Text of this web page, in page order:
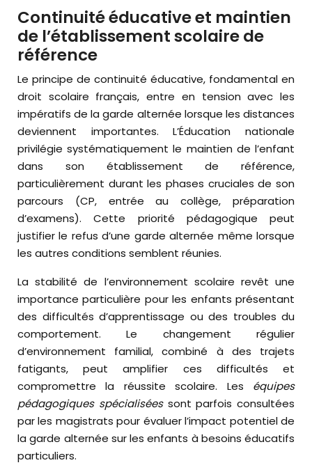
Continuité éducative et maintien
de l’établissement scolaire de
référence
Le principe de continuité éducative, fondamental en
droit scolaire français, entre en tension avec les
impératifs de la garde alternée lorsque les distances
deviennent importantes. L’Éducation nationale
privilégie systématiquement le maintien de l’enfant
dans son établissement de référence,
particulièrement durant les phases cruciales de son
parcours (CP, entrée au collège, préparation
d’examens). Cette priorité pédagogique peut
justifier le refus d’une garde alternée même lorsque
les autres conditions semblent réunies.
La stabilité de l’environnement scolaire revêt une
importance particulière pour les enfants présentant
des difficultés d’apprentissage ou des troubles du
comportement. Le changement régulier
d’environnement familial, combiné à des trajets
fatigants, peut amplifier ces difficultés et
compromettre la réussite scolaire. Les équipes
pédagogiques spécialisées sont parfois consultées
par les magistrats pour évaluer l’impact potentiel de
la garde alternée sur les enfants à besoins éducatifs
particuliers.